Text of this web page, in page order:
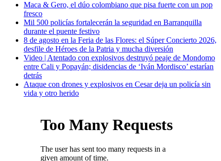
Maca & Gero, el dúo colombiano que pisa fuerte con un pop
fresco
Mil 500 policías fortalecerán la seguridad en Barranquilla
durante el puente festivo
8 de agosto en la Feria de las Flores: el Súper Concierto 2026,
desfile de Héroes de la Patria y mucha diversión
Video | Atentado con explosivos destruyó peaje de Mondomo
entre Cali y Popayán; disidencias de ‘Iván Mordisco’ estarían
detrás
Ataque con drones y explosivos en Cesar deja un policía sin
vida y otro herido